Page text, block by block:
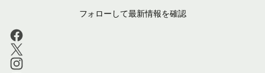
フォローして最新情報を確認